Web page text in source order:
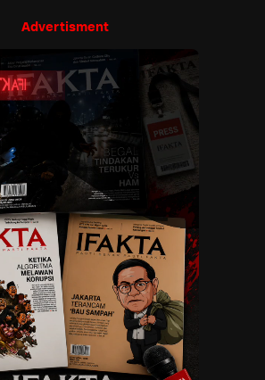
Advertisment